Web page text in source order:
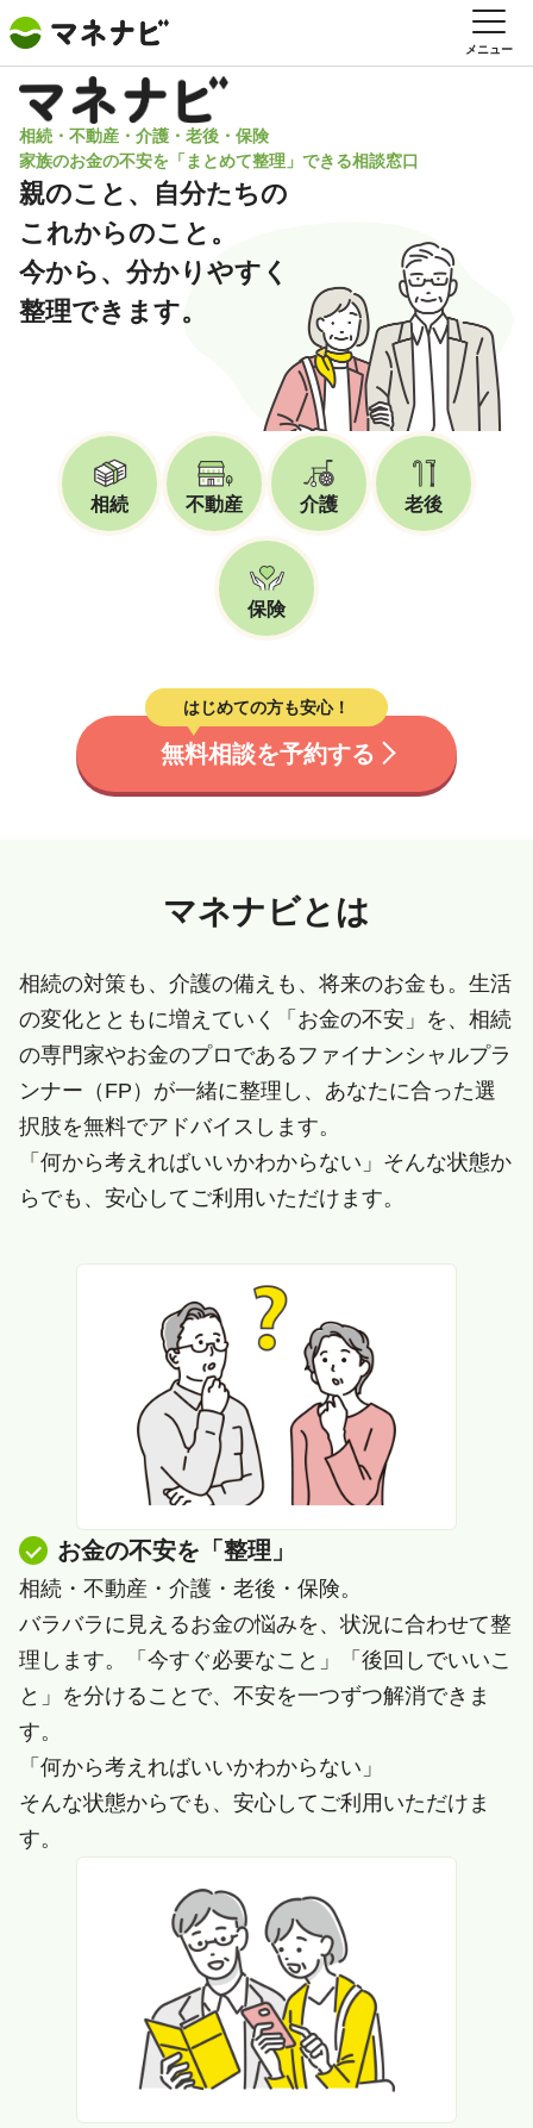
メニュー
相続・不動産・介護・老後・保険
家族のお金の不安を「まとめて整理」できる相談窓口
親のこと、自分たちの
これからのこと。
今から、分かりやすく
整理できます。
相続 不動産 介護 老後
保険
はじめての方も安心！
無料相談を予約する
マネナビとは
相続の対策も、介護の備えも、将来のお金も。生活
の変化とともに増えていく「お金の不安」を、相続
の専門家やお金のプロであるファイナンシャルプラ
ンナー（FP）が一緒に整理し、あなたに合った選
択肢を無料でアドバイスします。
「何から考えればいいかわからない」そんな状態か
らでも、安心してご利用いただけます。
お金の不安を「整理」
相続・不動産・介護・老後・保険。
バラバラに見えるお金の悩みを、状況に合わせて整
理します。「今すぐ必要なこと」「後回しでいいこ
と」を分けることで、不安を一つずつ解消できま
す。
「何から考えればいいかわからない」
そんな状態からでも、安心してご利用いただけま
す。